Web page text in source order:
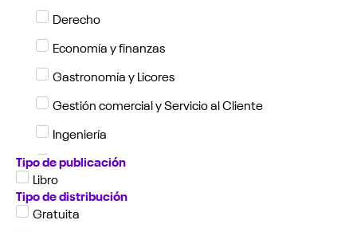
Derecho
Economía y finanzas
Gastronomía y Licores
Gestión comercial y Servicio al Cliente
Ingeniería
Investigación y Ciencia
Literatura
Negocios
Tipo de publicación
Libro
Tipo de distribución
Gratuita